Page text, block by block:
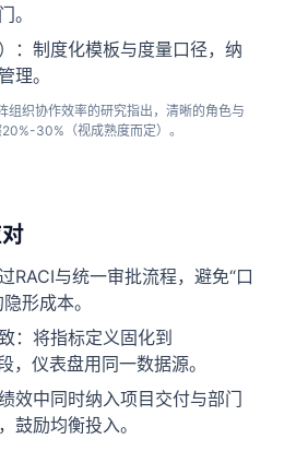
。
：制度化模板与度量口径，纳
理。
组织协作效率的研究指出，清晰的角色与
30%（视成熟度而定）。
RACI与统一审批流程，避免“口
形成本。
：将指标定义固化到
，仪表盘用同一数据源。
效中同时纳入项目交付与部门
鼓励均衡投入。